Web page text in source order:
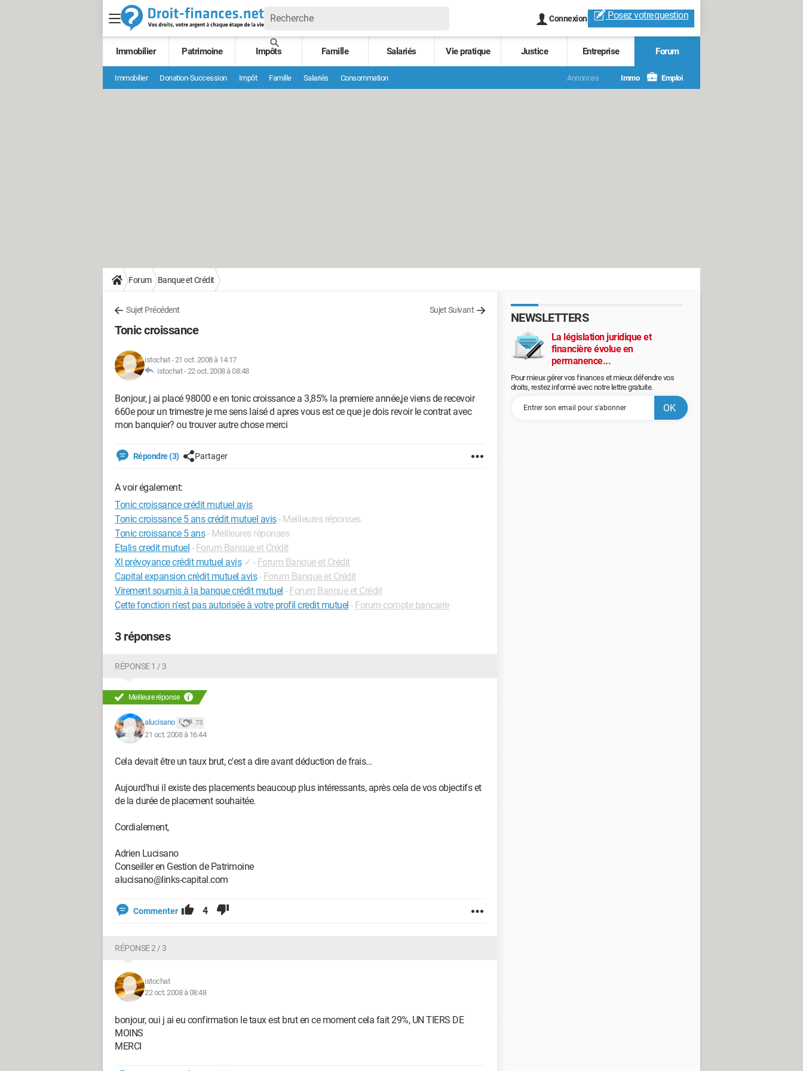
Connexion Posez votrequestion
Immobilier Patrimoine Impôts Famille Salariés Vie pratique Justice Entreprise Forum
Immobilier Donation-Succession Impôt Famille Salariés Consommation Annonces Immo Emploi
Forum Banque et Crédit
Sujet Précédent Sujet Suivant
Tonic croissance
istochat-21 oct. 2008 à 14:17
istochat -22 oct. 2008 à 08:48
Bonjour, j ai placé 98000 e en tonic croissance a 3,85% la premiere année,je viens de recevoir
660e pour un trimestre je me sens laisé d apres vous est ce que je dois revoir le contrat avec
mon banquier? ou trouver autre chose merci
Répondre (3) Partager
A voir également:
Tonic croissance crédit mutuel avis
Tonic croissance 5 ans crédit mutuel avis- Meilleures réponses
Tonic croissance 5 ans - Meilleures réponses
Etalis credit mutuel - Forum Banque et Crédit
Xl prévoyance crédit mutuel avis ✓ - Forum Banque et Crédit
Capital expansion crédit mutuel avis - Forum Banque et Crédit
Virement soumis à la banque crédit mutuel - Forum Banque et Crédit
Cette fonction n'est pas autorisée à votre profil credit mutuel - Forum compte bancaire
3 réponses
RÉPONSE 1 / 3
Meilleure réponse
alucisano 73
21 oct. 2008 à 16:44
Cela devait être un taux brut, c'est a dire avant déduction de frais...
Aujourd'hui il existe des placements beaucoup plus intéressants, après cela de vos objectifs et
de la durée de placement souhaitée.
Cordialement,
Adrien Lucisano
Conseiller en Gestion de Patrimoine
alucisano@links-capital.com
Commenter 4
RÉPONSE 2 / 3
istochat
22 oct. 2008 à 08:48
bonjour, oui j ai eu confirmation le taux est brut en ce moment cela fait 29%, UN TIERS DE
MOINS
MERCI
NEWSLETTERS
La législation juridique et
financière évolue en
permanence...
Pour mieux gérer vos finances et mieux défendre vos
droits, restez informé avec notre lettre gratuite.